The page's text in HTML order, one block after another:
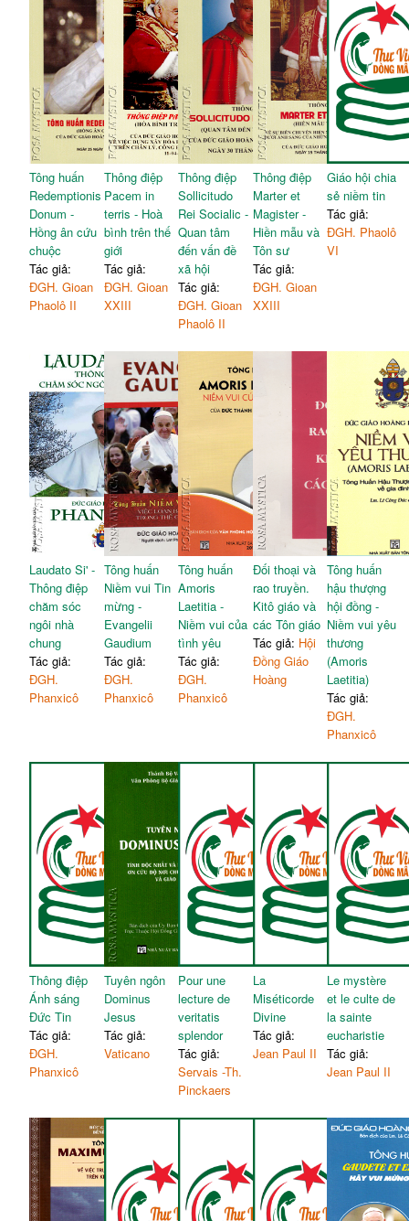
Tông huấn
Redemptionis
Donum -
Hồng ân cứu
chuộc
Tác giả:
ĐGH. Gioan
Phaolô II
Thông điệp
Pacem in
terris - Hoà
bình trên thế
giới
Tác giả:
ĐGH. Gioan
XXIII
Thông điệp
Sollicitudo
Rei Socialic -
Quan tâm
đến vấn đề
xã hội
Tác giả:
ĐGH. Gioan
Phaolô II
Thông điệp
Marter et
Magister -
Hiền mẫu và
Tôn sư
Tác giả:
ĐGH. Gioan
XXIII
Giáo hội chia
sẻ niềm tin
Tác giả:
ĐGH. Phaolô
VI
Laudato Si' -
Thông điệp
chăm sóc
ngôi nhà
chung
Tác giả:
ĐGH.
Phanxicô
Tông huấn
Niềm vui Tin
mừng -
Evangelii
Gaudium
Tác giả:
ĐGH.
Phanxicô
Tông huấn
Amoris
Laetitia -
Niềm vui của
tình yêu
Tác giả:
ĐGH.
Phanxicô
Đối thoại và
rao truyền.
Kitô giáo và
các Tôn giáo
Tác giả: Hội
Đồng Giáo
Hoàng
Tông huấn
hậu thượng
hội đồng -
Niềm vui yêu
thương
(Amoris
Laetitia)
Tác giả:
ĐGH.
Phanxicô
Thông điệp
Ánh sáng
Đức Tin
Tác giả:
ĐGH.
Phanxicô
Tuyên ngôn
Dominus
Jesus
Tác giả:
Vaticano
Pour une
lecture de
veritatis
splendor
Tác giả:
Servais -Th.
Pinckaers
La
Miséticorde
Divine
Tác giả:
Jean Paul II
Le mystère
et le culte de
la sainte
eucharistie
Tác giả:
Jean Paul II